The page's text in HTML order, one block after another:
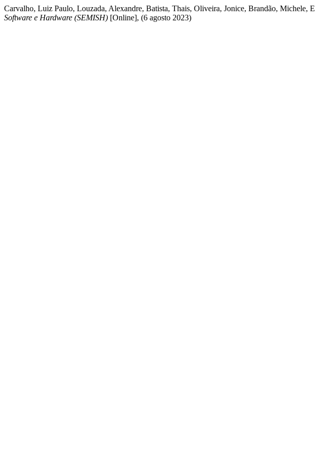
Carvalho, Luiz Paulo, Louzada, Alexandre, Batista, Thais, Oliveira, Jonice, Brandão, Michele,
Software e Hardware (SEMISH) [Online], (6 agosto 2023)